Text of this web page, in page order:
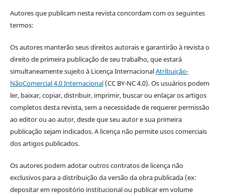
Autores que publicam nesta revista concordam com os seguintes
termos:
Os autores manterão seus direitos autorais e garantirão à revista o
direito de primeira publicação de seu trabalho, que estará
simultaneamente sujeito à Licença InternacionalAtribuição-
NãoComercial 4.0 Internacional(CC BY-NC 4.0). Os usuários podem
ler, baixar, copiar, distribuir, imprimir, buscar ou enlaçar os artigos
completos desta revista, sem a necessidade de requerer permissão
ao editor ou ao autor, desde que seu autor e sua primeira
publicação sejam indicados. A licença não permite usos comerciais
dos artigos publicados.
Os autores podem adotar outros contratos de licença não
exclusivos para a distribuição da versão da obra publicada (ex:
depositar em repositório institucional ou publicar em volume